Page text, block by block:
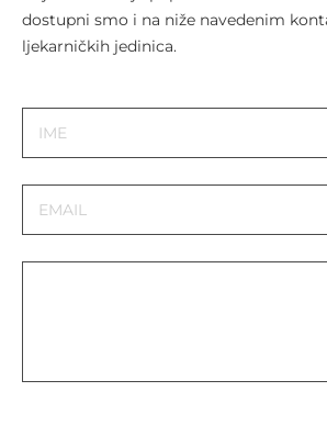
dostupni smo i na niže navedenim
ljekarničkih jedinica.